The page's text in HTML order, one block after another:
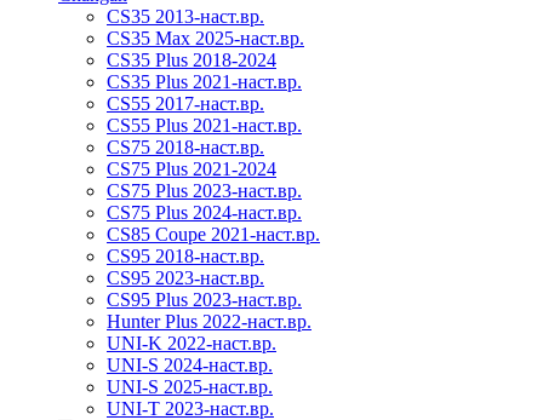
CS35 2013-наст.вр.
CS35 Max 2025-наст.вр.
CS35 Plus 2018-2024
CS35 Plus 2021-наст.вр.
CS55 2017-наст.вр.
CS55 Plus 2021-наст.вр.
CS75 2018-наст.вр.
CS75 Plus 2021-2024
CS75 Plus 2023-наст.вр.
CS75 Plus 2024-наст.вр.
CS85 Coupe 2021-наст.вр.
CS95 2018-наст.вр.
CS95 2023-наст.вр.
CS95 Plus 2023-наст.вр.
Hunter Plus 2022-наст.вр.
UNI-K 2022-наст.вр.
UNI-S 2024-наст.вр.
UNI-S 2025-наст.вр.
UNI-T 2023-наст.вр.